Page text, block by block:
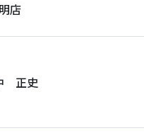
店
正史